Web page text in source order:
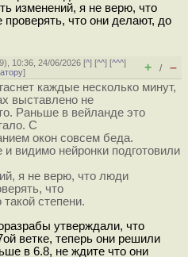
изменений, я не верю, что
что они делают, до
), 10:36, 24/06/2026 [^] [^^] [^^^]
] + / –
каждые несколько минут,
выставлено не
Раньше в вейланде это
С
окон совсем беда.
видимо нейронки подготовили
я не верю, что люди
что
степени.
утверждали, что
ветке, теперь они решили
в 6.8, не ждите что они